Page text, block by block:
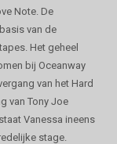
Note. De
van de
Het geheel
bij Oceanway
van het Hard
van Tony Joe
Vanessa ineens
stage.